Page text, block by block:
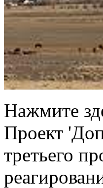
Нажмите
Проект
третьего